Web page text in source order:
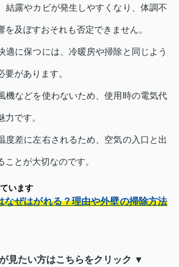
結露やカビが発生しやすくなり、体調不
を及ぼすおそれも否定できません。
適に保つには、冷暖房や掃除と同じよう
があります。
機などを使わないため、使用時の電気代
です。
度差に左右されるため、空気の入口と出
とが大切なのです。
います
なぜはがれる？理由や外壁の掃除方法
見たい方はこちらをクリック ▼